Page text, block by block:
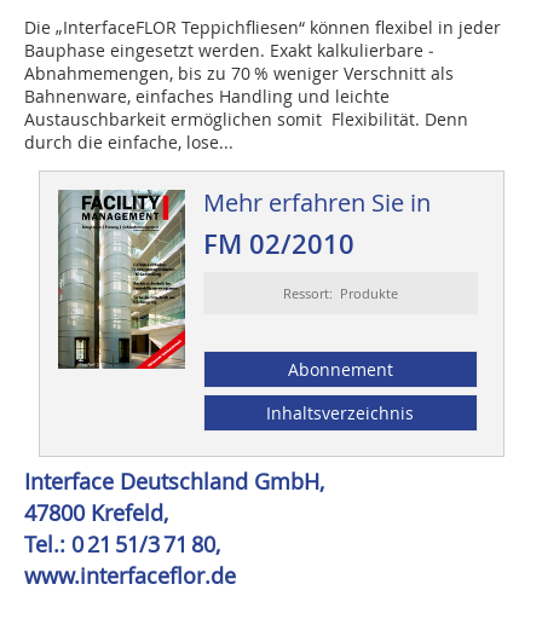
Die „InterfaceFLOR Teppichfliesen“ können flexibel in jeder
Bauphase ein­gesetzt werden. Exakt kalkulierbare ­
Abnahmemengen, bis zu 70 % weniger ­Verschnitt als
Bahnenware, einfaches Handling und leichte
Austauschbarkeit ermöglichen somit Flexibilität. Denn
durch die einfache, lose...
Mehr erfahren Sie in
FM 02/2010
Ressort: Produkte
Abonnement
Inhaltsverzeichnis
Interface Deutschland GmbH,
47800 Krefeld,
Tel.: 0 21 51/3 71 80,
www.interfaceflor.de